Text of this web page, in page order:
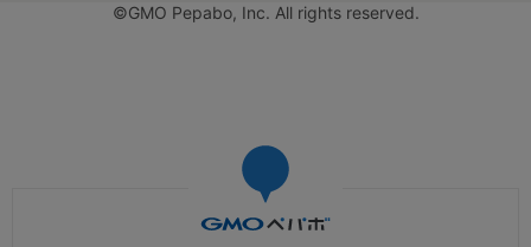
©GMO Pepabo, Inc. All rights reserved.